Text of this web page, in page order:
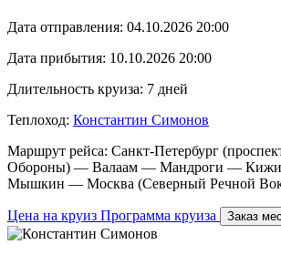
Дата отправления: 04.10.2026 20:00
Дата прибытия: 10.10.2026 20:00
Длительность круиза: 7 дней
Теплоход: Константин Симонов
Маршрут рейса: Санкт-Петербург
Обороны) — Валаам — Мандроги —
Мышкин — Москва (Северный Речной
Цена на круиз Программа круиза Заказ